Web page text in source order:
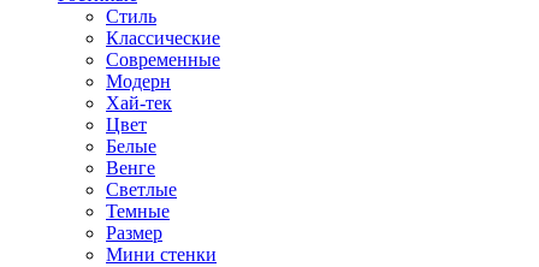
Стиль
Классические
Современные
Модерн
Хай-тек
Цвет
Белые
Венге
Светлые
Темные
Размер
Мини стенки